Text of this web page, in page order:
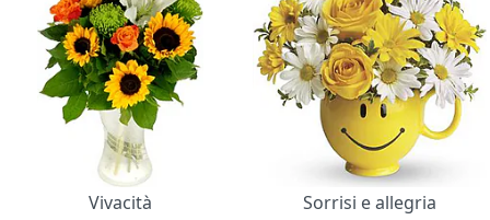
Vivacità
Sorrisi e allegria